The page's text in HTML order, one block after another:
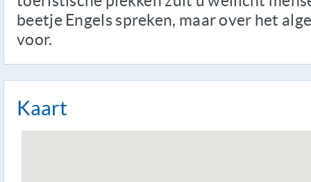
beetje Engels spreken, maar over het
voor.
Kaart